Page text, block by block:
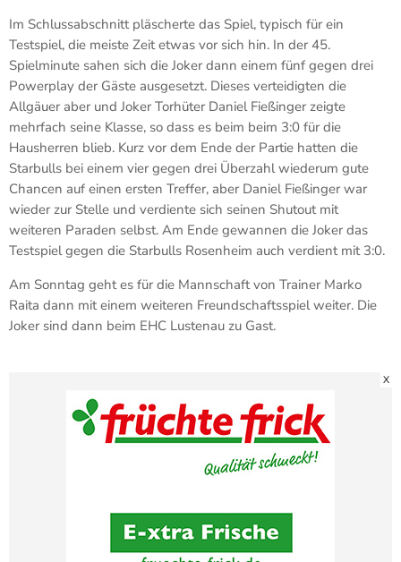
Im Schlussabschnitt pläscherte das Spiel, typisch für ein
Testspiel, die meiste Zeit etwas vor sich hin. In der 45.
Spielminute sahen sich die Joker dann einem fünf gegen drei
Powerplay der Gäste ausgesetzt. Dieses verteidigten die
Allgäuer aber und Joker Torhüter Daniel Fießinger zeigte
mehrfach seine Klasse, so dass es beim beim 3:0 für die
Hausherren blieb. Kurz vor dem Ende der Partie hatten die
Starbulls bei einem vier gegen drei Überzahl wiederum gute
Chancen auf einen ersten Treffer, aber Daniel Fießinger war
wieder zur Stelle und verdiente sich seinen Shutout mit
weiteren Paraden selbst. Am Ende gewannen die Joker das
Testspiel gegen die Starbulls Rosenheim auch verdient mit 3:0.
Am Sonntag geht es für die Mannschaft von Trainer Marko
Raita dann mit einem weiteren Freundschaftsspiel weiter. Die
Joker sind dann beim EHC Lustenau zu Gast.
X